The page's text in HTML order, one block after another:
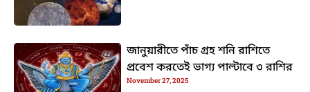
জানুয়ারীতে পাঁচ গ্রহ শনি রাশিতে
প্রবেশ করতেই ভাগ্য পাল্টাবে ৩ রাশির
November 27, 2025